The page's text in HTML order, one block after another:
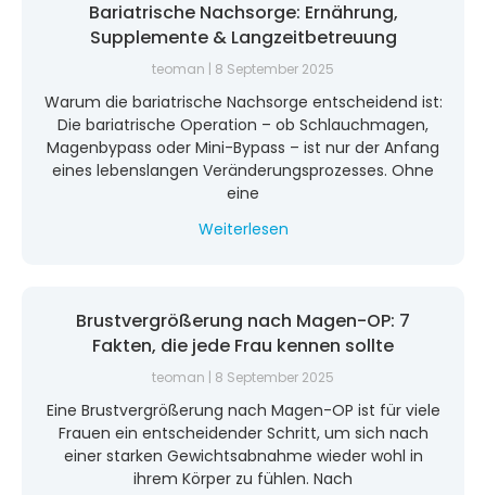
Bariatrische Nachsorge: Ernährung,
Supplemente & Langzeitbetreuung
teoman 8 September 2025
Warum die bariatrische Nachsorge entscheidend ist:
Die bariatrische Operation – ob Schlauchmagen,
Magenbypass oder Mini-Bypass – ist nur der Anfang
eines lebenslangen Veränderungsprozesses. Ohne
eine
Weiterlesen
Brustvergrößerung nach Magen-OP: 7
Fakten, die jede Frau kennen sollte
teoman 8 September 2025
Eine Brustvergrößerung nach Magen-OP ist für viele
Frauen ein entscheidender Schritt, um sich nach
einer starken Gewichtsabnahme wieder wohl in
ihrem Körper zu fühlen. Nach